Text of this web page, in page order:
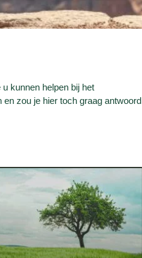
kunnen helpen bij het
zou je hier toch graag antwoord